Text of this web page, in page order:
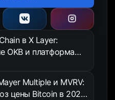
в X Layer:
OKB и платформа
2026 году
Multiple и MVRV:
цены Bitcoin в 2026